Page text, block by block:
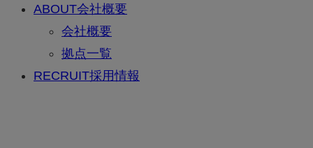
ABOUT会社概要
会社概要
拠点一覧
RECRUIT採用情報